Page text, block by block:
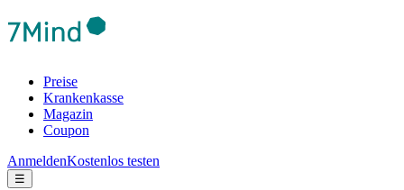
Preise
Krankenkasse
Magazin
Coupon
AnmeldenKostenlos testen
☰